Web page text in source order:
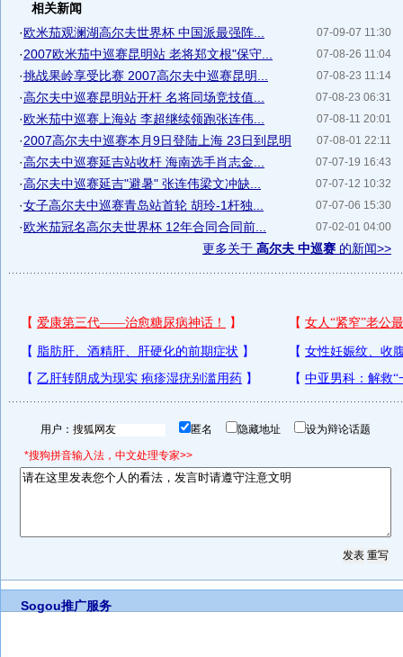
相关新闻
07-09-07 11:30
·欧米茄观澜湖高尔夫世界杯 中国派最强阵...
07-08-26 11:04
·2007欧米茄中巡赛昆明站 老将郑文根"保守...
07-08-23 11:14
·挑战果岭享受比赛 2007高尔夫中巡赛昆明...
07-08-23 06:31
·高尔夫中巡赛昆明站开杆 名将同场竞技值...
07-08-11 20:01
·欧米茄中巡赛上海站 李超继续领跑张连伟...
07-08-01 22:11
·2007高尔夫中巡赛本月9日登陆上海 23日到昆明
07-07-19 16:43
·高尔夫中巡赛延吉站收杆 海南选手肖志金...
07-07-12 10:32
·高尔夫中巡赛延吉"避暑" 张连伟梁文冲缺...
07-07-06 15:30
·女子高尔夫中巡赛青岛站首轮 胡玲-1杆独...
07-02-01 04:00
·欧米茄冠名高尔夫世界杯 12年合同合同前...
更多关于 高尔夫 中巡赛 的新闻>>
用户： 匿名 隐藏地址 设为辩论话题
*搜狗拼音输入法，中文处理专家>>
Sogou推广服务